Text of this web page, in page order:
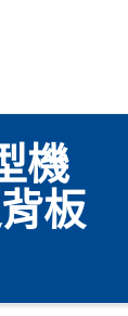
機
板